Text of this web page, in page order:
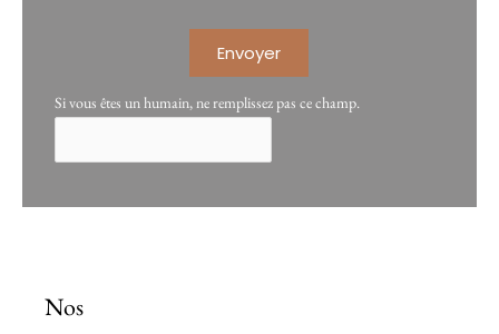
Envoyer
Si vous êtes un humain, ne remplissez pas ce champ.
Nos